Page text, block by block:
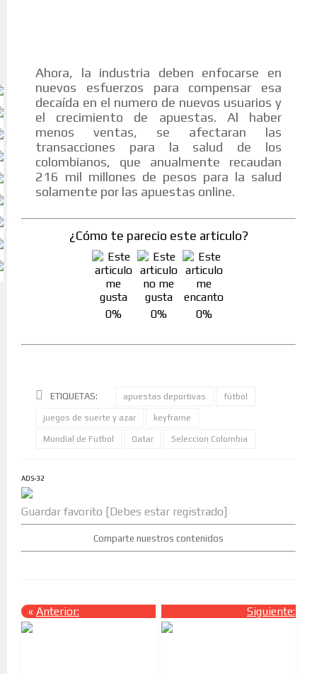
Ahora, la industria deben enfocarse en
nuevos esfuerzos para compensar esa
decaída en el numero de nuevos usuarios y
el crecimiento de apuestas. Al haber
menos ventas, se afectaran las
transacciones para la salud de los
colombianos, que anualmente recaudan
216 mil millones de pesos para la salud
solamente por las apuestas online.
¿Cómo te parecio este articulo?
0% 0% 0%
ETIQUETAS: apuestas deportivas fútbol
juegos de suerte y azar keyframe
Mundial de Futbol Qatar Seleccion Colombia
ADS-32
Guardar favorito [Debes estar registrado]
Comparte nuestros contenidos
« Anterior: Siguiente: